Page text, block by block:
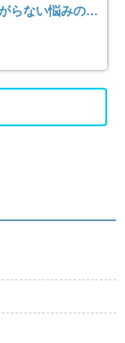
らない悩みの解